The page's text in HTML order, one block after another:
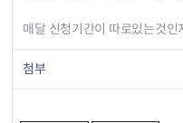
매달 신청기간이 따로있는것
첨부